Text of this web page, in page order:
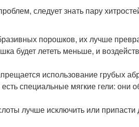
следует знать пару
порошков, их лучше
будет лететь меньше, и
использование грубых
специальные мягкие гели: они
лучше исключить или